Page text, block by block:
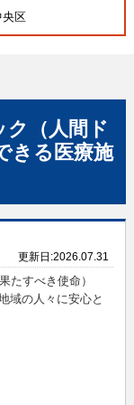
央区
ク（人間ド
きる 医療施
更新日:2026.07.31
たすべき使命）
域の人々に安心と